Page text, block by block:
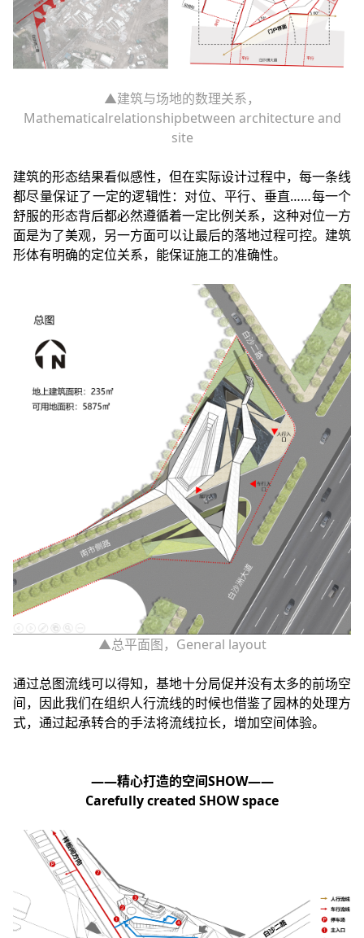
▲建筑与场地的数理关系，
Mathematicalrelationshipbetween architecture and
site
建筑的形态结果看似感性，但在实际设计过程中，每一条线
都尽量保证了一定的逻辑性：对位、平行、垂直……每一个
舒服的形态背后都必然遵循着一定比例关系，这种对位一方
面是为了美观，另一方面可以让最后的落地过程可控。建筑
形体有明确的定位关系，能保证施工的准确性。
▲总平面图，General layout
通过总图流线可以得知，基地十分局促并没有太多的前场空
间，因此我们在组织人行流线的时候也借鉴了园林的处理方
式，通过起承转合的手法将流线拉长，增加空间体验。
——精心打造的空间SHOW——
Carefully created SHOW space